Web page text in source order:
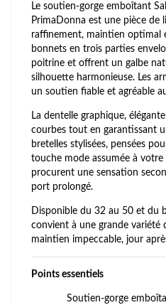
Le soutien-gorge emboîtant
PrimaDonna est une pièce de
raffinement, maintien optimal
bonnets en trois parties
poitrine et offrent un galbe
silhouette harmonieuse. Les
un soutien fiable et agréable
La dentelle graphique,
courbes tout en garantissant
bretelles stylisées, pensées
touche mode assumée à
procurent une sensation
port prolongé.
Disponible du 32 au 50 et du
convient à une grande variété
maintien impeccable, jour
Points essentiels
Soutien-gorge